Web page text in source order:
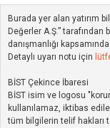
Burada yer alan yatırım
Değerler A.Ş.” tarafından
danışmanlığı
Detaylı uyarı notu için
BİST Çekince İbaresi
BİST isim ve logosu
kullanılamaz, iktibas
tüm bilgilerin telif hakları